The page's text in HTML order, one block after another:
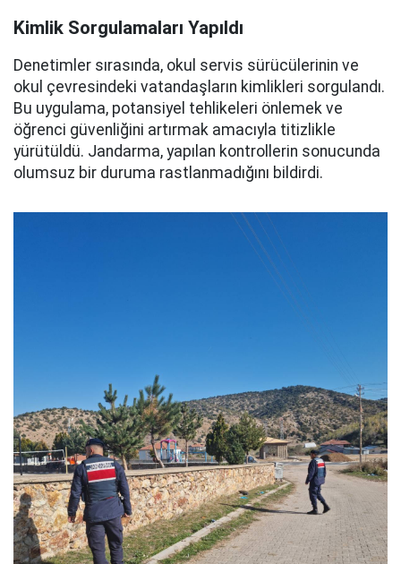
Kimlik Sorgulamaları Yapıldı
Denetimler sırasında, okul servis sürücülerinin ve
okul çevresindeki vatandaşların kimlikleri sorgulandı.
Bu uygulama, potansiyel tehlikeleri önlemek ve
öğrenci güvenliğini artırmak amacıyla titizlikle
yürütüldü. Jandarma, yapılan kontrollerin sonucunda
olumsuz bir duruma rastlanmadığını bildirdi.